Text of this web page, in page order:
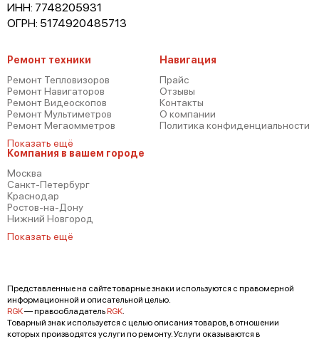
ИНН: 7748205931
ОГРН: 5174920485713
Ремонт техники
Ремонт Тепловизоров
Ремонт Навигаторов
Ремонт Видеоскопов
Ремонт Мультиметров
Ремонт Мегаомметров
Показать ещё
Компания в вашем городе
Москва
Санкт-Петербург
Краснодар
Ростов-на-Дону
Нижний Новгород
Показать ещё
Навигация
Прайс
Отзывы
Контакты
О компании
Политика конфиденциальности
Представленные на сайте товарные знаки используются с правомерной
информационной и описательной целью.
RGK— правообладательRGK.
Товарный знак используется с целью описания товаров, в отношении
которых производятся услуги по ремонту. Услуги оказываются в